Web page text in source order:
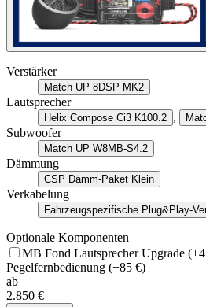
Verstärker
Match UP 8DSP MK2
Lautsprecher
Helix Compose Ci3 K100.2 ,
Subwoofer
Match UP W8MB-S4.2
Dämmung
CSP Dämm-Paket Klein
Verkabelung
Fahrzeugspezifische Plug&Play-
Optionale Komponenten
MB Fond Lautsprecher Upgrade
Pegelfernbedienung (+85 €)
ab
2.850 €